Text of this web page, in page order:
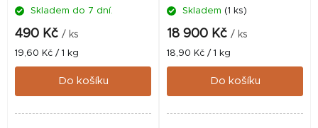
Skladem do 7 dní.
490 Kč / ks
Měrná
cena:
19,60 Kč / 1 kg
Do košíku
Skladem (1 ks)
18 900 Kč / ks
Měrná
cena:
18,90 Kč / 1 kg
Do košíku